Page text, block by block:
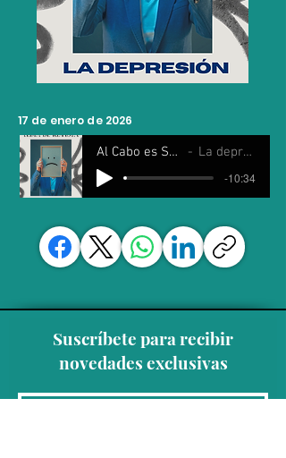
17 de enero de 2026
Al Cabo es Sábado La depresion
-10:34
Suscríbete para recibir
novedades exclusivas